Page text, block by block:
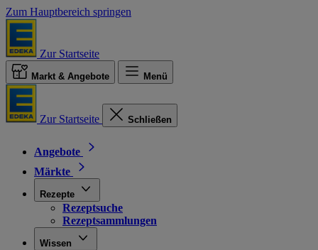
Zum Hauptbereich springen
Zur Startseite
Markt & Angebote Menü
Zur Startseite Schließen
Angebote
Märkte
Rezepte
Rezeptsuche
Rezeptsammlungen
Wissen